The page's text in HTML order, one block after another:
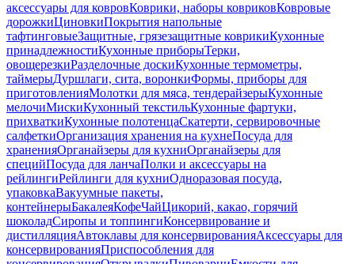
аксессуары для ковровКоврики, наборы ковриковКовровые
дорожкиЦиновкиПокрытия напольные
тафтинговыеЗащитные, грязезащитные коврикиКухонные
принадлежностиКухонные приборыТерки,
овощерезкиРазделочные доскиКухонные термометры,
таймерыДуршлаги, сита, воронкиФормы, приборы для
приготовленияМолотки для мяса, тендерайзерыКухонные
мелочиМискиКухонный текстильКухонные фартуки,
прихваткиКухонные полотенцаСкатерти, сервировочные
салфеткиОрганизация хранения на кухнеПосуда для
храненияОрганайзеры для кухниОрганайзеры для
специйПосуда для ланчаПолки и аксессуары на
рейлингиРейлинги для кухниОдноразовая посуда,
упаковкаВакуумные пакеты,
контейнерыБакалеяКофеЧайЦикорий, какао, горячий
шоколадСиропы и топпингиКонсервирование и
дистилляцияАвтоклавы для консервированияАксессуары для
консервированияПриспособления для